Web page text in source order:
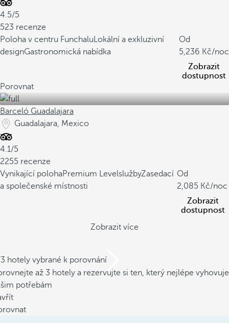
4.5/5
523 recenze
Poloha v centru FunchaluLokální a exkluzivní
designGastronomická nabídka
Od
5,236
/noc
Zobrazit
dostupnost
Porovnat
Barceló Guadalajara
Guadalajara, Mexico
4.1/5
2255 recenze
Vynikající polohaPremium LevelslužbyZasedací
a společenské místnosti
Od
2,085
/noc
Zobrazit
dostupnost
Zobrazit více
hotely vybrané k porovnání
až 3 hotely a rezervujte si ten, který nejlépe vyhovuje
potřebám